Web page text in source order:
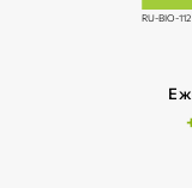
RU-BIO-112